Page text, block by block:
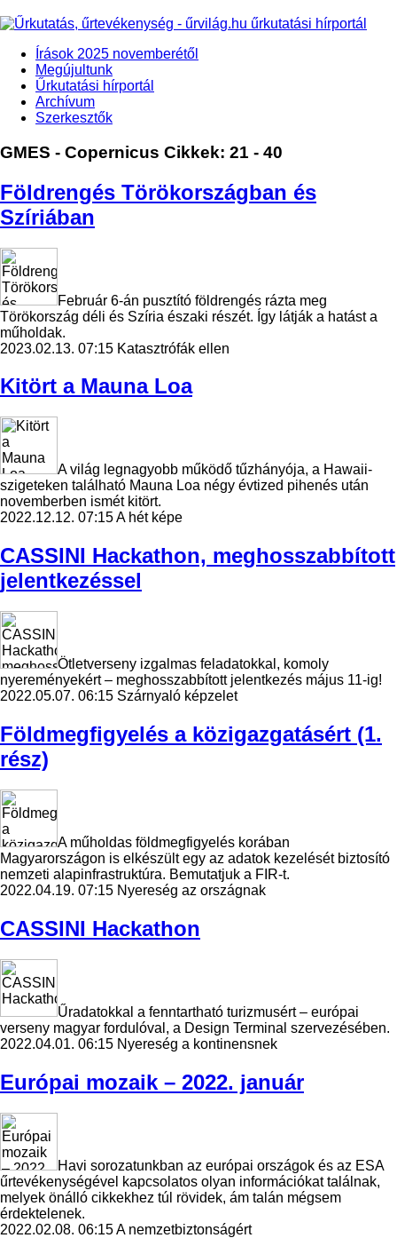
Írások 2025 novemberétől
Megújultunk
Űrkutatási hírportál
Archívum
Szerkesztők
GMES - Copernicus Cikkek: 21 - 40
Földrengés Törökországban és
Szíriában
Február 6-án pusztító földrengés rázta meg
Törökország déli és Szíria északi részét. Így látják a hatást a
műholdak.
2023.02.13. 07:15 Katasztrófák ellen
Kitört a Mauna Loa
A világ legnagyobb működő tűzhányója, a Hawaii-
szigeteken található Mauna Loa négy évtized pihenés után
novemberben ismét kitört.
2022.12.12. 07:15A hét képe
CASSINI Hackathon, meghosszabbított
jelentkezéssel
Ötletverseny izgalmas feladatokkal, komoly
nyereményekért – meghosszabbított jelentkezés május 11-ig!
2022.05.07. 06:15 Szárnyaló képzelet
Földmegfigyelés a közigazgatásért (1.
rész)
A műholdas földmegfigyelés korában
Magyarországon is elkészült egy az adatok kezelését biztosító
nemzeti alapinfrastruktúra. Bemutatjuk a FIR-t.
2022.04.19. 07:15 Nyereség az országnak
CASSINI Hackathon
Űradatokkal a fenntartható turizmusért – európai
verseny magyar fordulóval, a Design Terminal szervezésében.
2022.04.01. 06:15 Nyereség a kontinensnek
Európai mozaik – 2022. január
Havi sorozatunkban az európai országok és az ESA
űrtevékenységével kapcsolatos olyan információkat találnak,
melyek önálló cikkekhez túl rövidek, ám talán mégsem
érdektelenek.
2022.02.08. 06:15A nemzetbiztonságért